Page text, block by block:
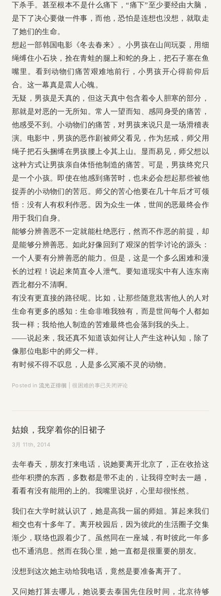
下杀手。甚至根本不是什么痛下，“痛下”至少要经由大脑，
是下了决心要做一件事，而他，恐怕是连想也没想，就取走
了她们的生命。
想起一部韩国电影《冬去春来》。小男孩在山间玩耍，用细
绳缚住小石块，拴在青蛙的腿上和蛇的身上，把石子塞在鱼
嘴里。看到动物们痛苦艰难地前行，小男孩开心得前仰后
合。这一幕真是震人心魄。
无疑，男孩是天真的，但这天真中包含着令人胆寒的部分，
那就是对恶的一无所知。常人一望而知、感同身受的痛苦，
他感受不到。小动物们的痛苦，对男孩来说只是一场滑稽表
演。电影中，男孩的恶作剧被师父看见，作为惩戒，师父用
绳子把石头捆缚在男孩腰上令其上山。显而易见，师父想以
这种方式让男孩亲自体悟他制造的痛苦。可是，男孩终究只
是一个小孩。即使在他感到痛苦时，也未必会想起那些被他
捉弄的小动物们的苦厄。师父的苦心他要在几十年后才可领
悟：没有人有权利作恶。因为众生一体，世间的恶最终会作
用于我们自身。
能够分辨善恶不一定就能杜绝恶行，然而不作恶的前提，却
是能够分辨善恶。如此好像回到了艰深的哲学讨论的源头：
一个人要有分辨善恶的能力。但是，这是一个多么困难和漫
长的过程！说起来简直令人泄气。要知道现实中有人连东南
西北都分不清啊。
有没有更直接的路径呢。比如，让那些随意戕害他人的人对
生命有更多的感知：生命非唯我独有，而是世间每个人都如
我一样；我给他人制造的苦难最终也会落到我的头上。
——说起来，我还真不知道该如何让人产生这种认知，除了
像那位电影中的师父一样。
有时候不得不叹息，人是多么冥顽不灵的动物。
Posted in 流光正徘徊 |很困难的事已关闭评论
姑娘，我穿着你的旧裙子
3月 11th, 2014
去年春天，朋友打来电话，说她要离开北京了，正在收拾这
些年积攒的东西，多数都是带不走的，让我得空时去一趟，
看看有没有能用的上的。我嘴里说好，心里却很怅然。
我们在大学时就认识了，她是高我一届的师姐。算起来我们
相交也有十多年了。离开校园后，因为彼此的生活圈子交集
渐少，联络也跟着少了。虽然同在一座城，有时彼此一年多
也不通消息。然而在我心里，她一直都是很重要的朋友。
没想到这次她主动给我电话，竟然是要准备离开了。
又问她打算去哪儿，她说要去泰国先住段时间，北京待够